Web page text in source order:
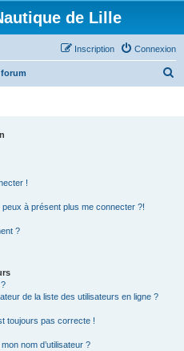
de Lille
Connexion
Inscription
!
à présent plus me connecter ?!
?
de la liste des utilisateurs en ligne ?
toujours pas correcte !
nom d’utilisateur ?